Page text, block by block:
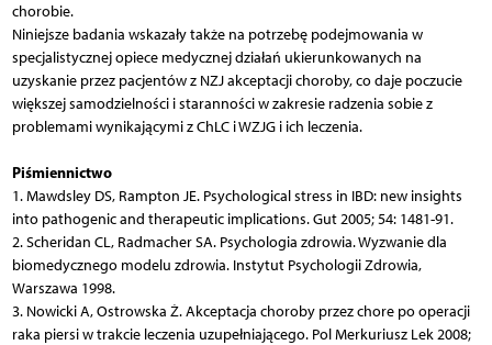
chorobie.
Niniejsze badania wskazały także na potrzebę podejmowania w
specjalistycznej opiece medycznej działań ukierunkowanych na
uzyskanie przez pacjentów z NZJ akceptacji choroby, co daje poczucie
większej samodzielności i staranności w zakresie radzenia sobie z
problemami wynikającymi z ChLC i WZJG i ich leczenia.
Piśmiennictwo
1. Mawdsley DS, Rampton JE. Psychological stress in IBD: new insights
into pathogenic and therapeutic implications. Gut 2005; 54: 1481-91.
2. Scheridan CL, Radmacher SA. Psychologia zdrowia. Wyzwanie dla
biomedycznego modelu zdrowia. Instytut Psychologii Zdrowia,
Warszawa 1998.
3. Nowicki A, Ostrowska Ż. Akceptacja choroby przez chore po operacji
raka piersi w trakcie leczenia uzupełniającego. Pol Merkuriusz Lek 2008;